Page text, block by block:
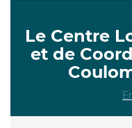
Le Centre
et de